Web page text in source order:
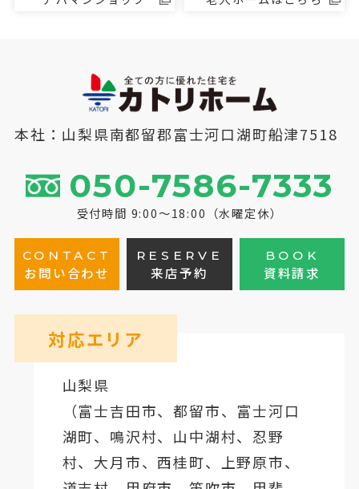
本社：山梨県南都留郡富士河口湖町船津7518
050-7586-7333
受付時間 9:00～18:00（水曜定休）
CONTACT
お問い合わせ
RESERVE
来店予約
BOOK
資料請求
対応エリア
山梨県
（富士吉田市、都留市、 富士河口
湖町、鳴沢村、山中湖村、忍野
村、 大月市、西桂町、上野原市、